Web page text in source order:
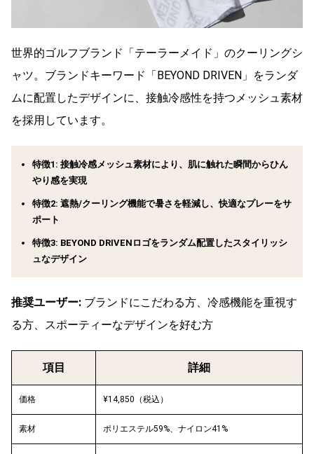
世界的ゴルフブランド「テーラーメイド」のクーリングシ
ャツ。ブランドキーワード「BEYOND DRIVEN」をランダ
ムに配置したデザインに、接触冷感性を持つメッシュ素材
を採用しています。
特徴1: 接触冷感メッシュ素材により、肌に触れた瞬間からひん
やり感を実現
特徴2: 遮熱/クーリング機能で暑さを軽減し、快適なプレーをサ
ポート
特徴3: BEYOND DRIVENロゴをランダム配置したスタイリッシ
ュなデザイン
推奨ユーザー: ブランドにこだわる方、冷感機能を重視す
る方、スポーティーなデザインを好む方
項目 詳細
価格 ¥14,850（税込）
素材 ポリエステル59%、ナイロン41%